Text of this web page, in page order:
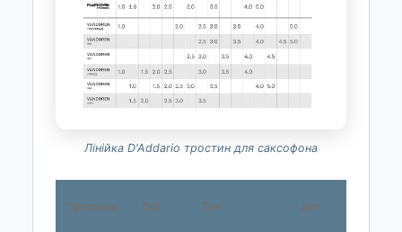
Лінійка D'Addario тростин для саксофона
Тростина Cut Тон Для